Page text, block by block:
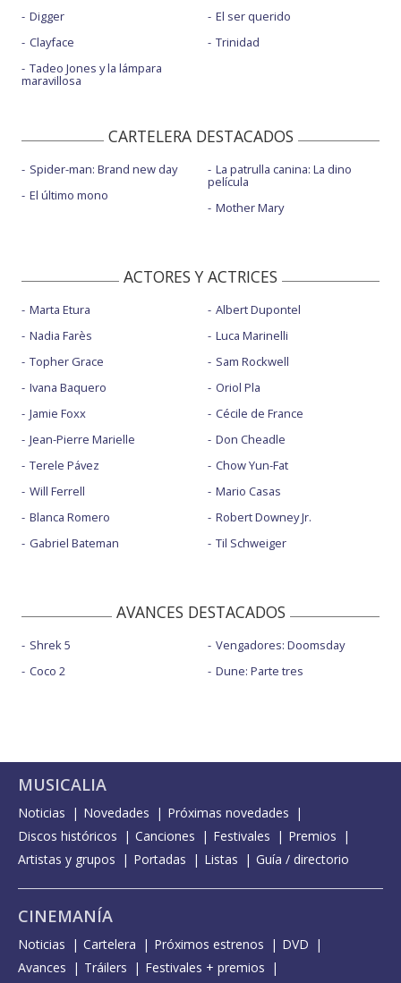
Digger
Clayface
Tadeo Jones y la lámpara
maravillosa
El ser querido
Trinidad
CARTELERA DESTACADOS
Spider-man: Brand new day
El último mono
La patrulla canina: La dino
película
Mother Mary
ACTORES Y ACTRICES
Marta Etura
Nadia Farès
Topher Grace
Ivana Baquero
Jamie Foxx
Jean-Pierre Marielle
Terele Pávez
Will Ferrell
Blanca Romero
Gabriel Bateman
Albert Dupontel
Luca Marinelli
Sam Rockwell
Oriol Pla
Cécile de France
Don Cheadle
Chow Yun-Fat
Mario Casas
Robert Downey Jr.
Til Schweiger
AVANCES DESTACADOS
Shrek 5
Coco 2
Vengadores: Doomsday
Dune: Parte tres
MUSICALIA
Noticias Novedades
Próximas novedades
Discos históricos
Canciones Festivales
Premios
Artistas y grupos
Portadas Listas Guía / directorio
CINEMANÍA
Noticias Cartelera Próximos estrenos
DVD
Avances
Tráilers
Festivales + premios